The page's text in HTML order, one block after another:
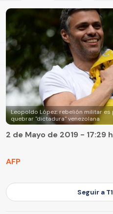
Leopoldo López: rebelión militar
quebrar "dictadura" venezolana
AFP
2 de Mayo de 2019 - 17:29
Seguir a